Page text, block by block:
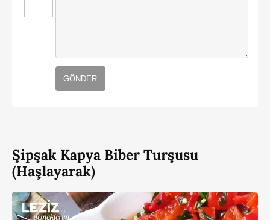
GÖNDER
Şipşak Kapya Biber Turşusu
(Haşlayarak)